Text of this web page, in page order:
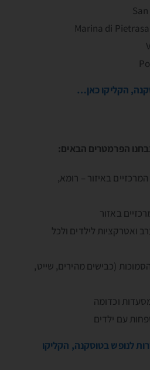
הקליקו כאן…
הפרמטרים הבאים:
באיזור – רומא,
באזור
ואטרקציות לילדים ולכל
(כבישים מהירים, שייט,
וכדומה
עם ילדים
וילות נהדרות לנופש בטוסקנה, הקליקו